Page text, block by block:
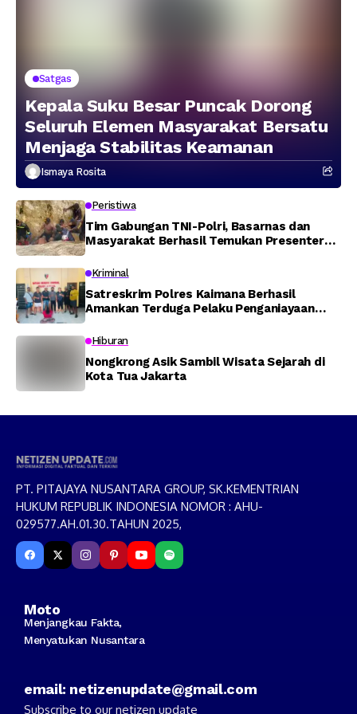
Satgas
Kepala Suku Besar Puncak Dorong
Seluruh Elemen Masyarakat Bersatu
Menjaga Stabilitas Keamanan
Ismaya Rosita
Peristiwa
Tim Gabungan TNI-Polri, Basarnas dan
Masyarakat Berhasil Temukan Presenter
Memti
Kriminal
Satreskrim Polres Kaimana Berhasil
Amankan Terduga Pelaku Penganiayaan
Hiburan
Nongkrong Asik Sambil Wisata Sejarah di
Kota Tua Jakarta
PT. PITAJAYA NUSANTARA GROUP, SK.KEMENTRIAN
HUKUM REPUBLIK INDONESIA NOMOR : AHU-
029577.AH.01.30.TAHUN 2025,
Moto
Menjangkau Fakta,
Menyatukan Nusantara
email: netizenupdate@gmail.com
Subscribe to our netizen update